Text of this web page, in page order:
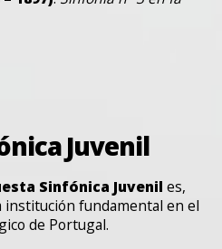
Juvenil
Sinfónica Juvenil es,
institución fundamental en el
de Portugal.